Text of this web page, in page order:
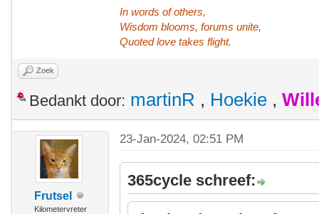
In words of others,
Wisdom blooms, forums unite,
Quoted love takes flight.
Zoek
Bedankt door: martinR , Hoekie ,
Frutsel
Kilometervreter
23-Jan-2024, 02:51 PM
365cycle schreef: